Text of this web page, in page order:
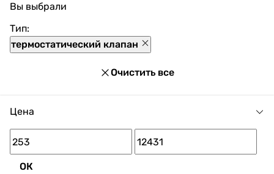
Украине. При покупке Термостатические клапана в
нашем магазине доступны разнообразные способы
оплаты, покупка в кредит и множество акций и
скидок для каждого покупателя.
Вы выбрали
Тип:
термостатический клапан
Очистить все
Цена
ОК